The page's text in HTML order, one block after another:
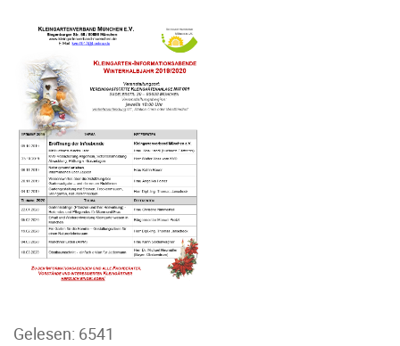
Gelesen: 6541